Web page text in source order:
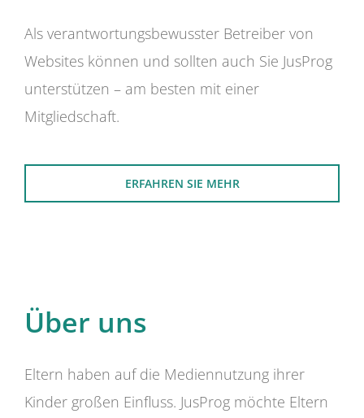
Als verantwortungsbewusster Betreiber von
Websites können und sollten auch Sie JusProg
unterstützen – am besten mit einer
Mitgliedschaft.
ERFAHREN SIE MEHR
Über uns
Eltern haben auf die Mediennutzung ihrer
Kinder großen Einfluss. JusProg möchte Eltern